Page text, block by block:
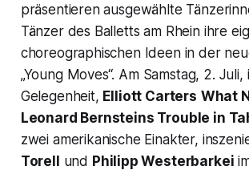
präsentieren ausgewählte
Tänzer des Balletts am Rhein ihre
choreographischen Ideen in der
„Young Moves“. Am Samstag, 2.
Gelegenheit, Elliott Carters What
Leonard Bernsteins Trouble in
zwei amerikanische Einakter,
Torell und Philipp Westerbarkei